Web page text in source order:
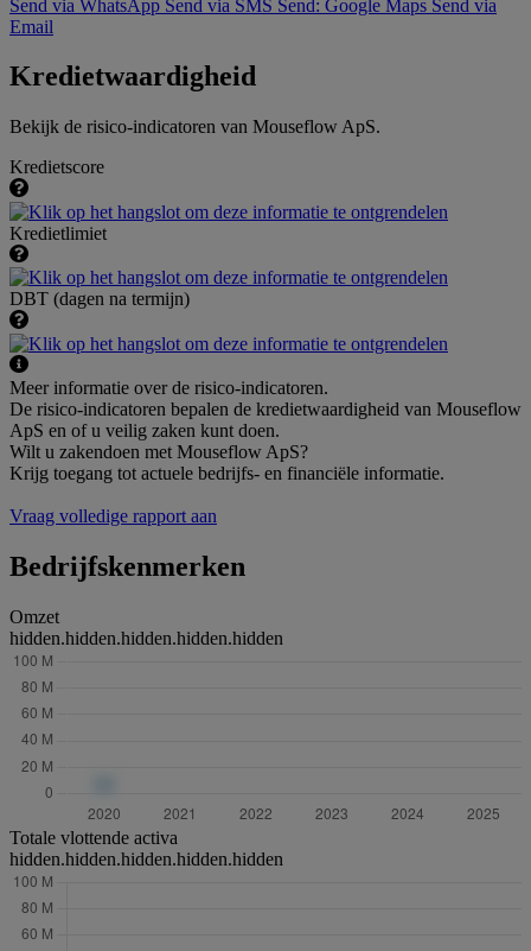
Send via WhatsApp Send via SMS Send: Google Maps Send via
Email
Kredietwaardigheid
Bekijk de risico-indicatoren van Mouseflow ApS.
Kredietscore
Kredietlimiet
DBT (dagen na termijn)
Meer informatie over de risico-indicatoren.
De risico-indicatoren bepalen de kredietwaardigheid van Mouseflow
ApS en of u veilig zaken kunt doen.
Wilt u zakendoen met Mouseflow ApS?
Krijg toegang tot actuele bedrijfs- en financiële informatie.
Vraag volledige rapport aan
Bedrijfskenmerken
Omzet
hidden.hidden.hidden.hidden.hidden
Totale vlottende activa
hidden.hidden.hidden.hidden.hidden